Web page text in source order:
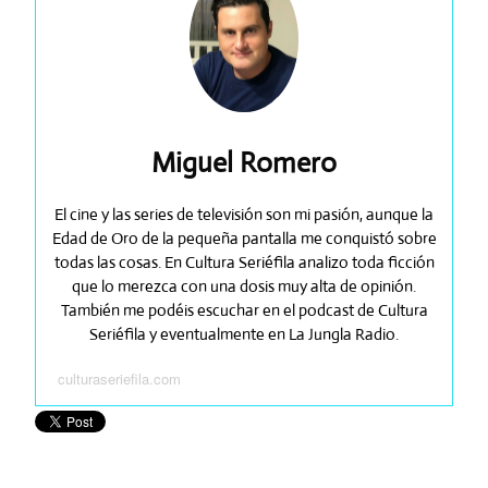
Miguel Romero
El cine y las series de televisión son mi pasión, aunque la
Edad de Oro de la pequeña pantalla me conquistó sobre
todas las cosas. En Cultura Seriéfila analizo toda ficción
que lo merezca con una dosis muy alta de opinión.
También me podéis escuchar en el podcast de Cultura
Seriéfila y eventualmente en La Jungla Radio.
culturaseriefila.com